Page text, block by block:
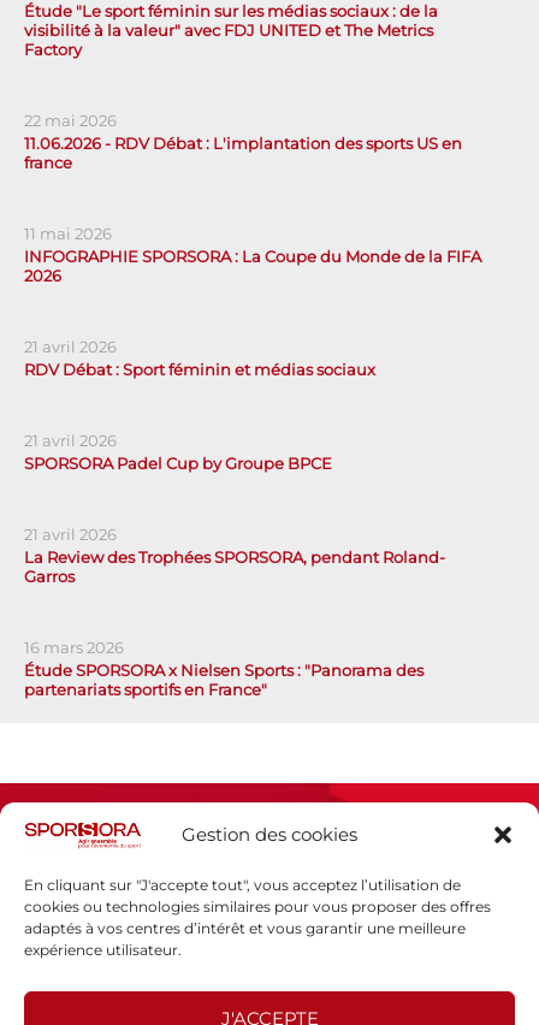
Gestion des cookies
En cliquant sur "J'accepte tout", vous acceptez l’utilisation de
cookies ou technologies similaires pour vous proposer des offres
adaptés à vos centres d’intérêt et vous garantir une meilleure
expérience utilisateur.
J'ACCEPTE
Étude "Le sport féminin sur les médias sociaux : de la
visibilité à la valeur" avec FDJ UNITED et The Metrics
Factory
22 mai 2026
11.06.2026 - RDV Débat : L'implantation des sports US en
france
11 mai 2026
INFOGRAPHIE SPORSORA : La Coupe du Monde de la FIFA
2026
21 avril 2026
RDV Débat : Sport féminin et médias sociaux
21 avril 2026
SPORSORA Padel Cup by Groupe BPCE
21 avril 2026
La Review des Trophées SPORSORA, pendant Roland-
Garros
16 mars 2026
Étude SPORSORA x Nielsen Sports : "Panorama des
partenariats sportifs en France"
Espace presse
Politique de confidentialité